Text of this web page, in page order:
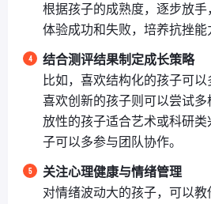
根据孩子的成熟度，逐步放手
体验成功和失败，培养抗挫能
结合测评结果制定成长策略
比如，喜欢结构化的孩子可以
喜欢创新的孩子则可以尝试
放性的孩子适合艺术或科研
子可以多参与团队协作。
关注心理健康与情绪管理
对情绪波动大的孩子，可以